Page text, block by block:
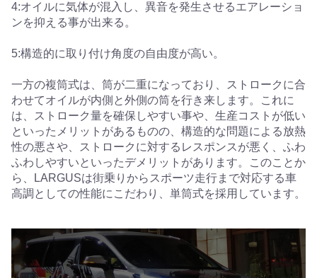
4:オイルに気体が混入し、異音を発生させるエアレーショ
ンを抑える事が出来る。
5:構造的に取り付け角度の自由度が高い。
一方の複筒式は、筒が二重になっており、ストロークに合
わせてオイルが内側と外側の筒を行き来します。これに
は、ストローク量を確保しやすい事や、生産コストが低い
といったメリットがあるものの、構造的な問題による放熱
性の悪さや、ストロークに対するレスポンスが悪く、ふわ
ふわしやすいといったデメリットがあります。このことか
ら、LARGUSは街乗りからスポーツ走行まで対応する車
高調としての性能にこだわり、単筒式を採用しています。